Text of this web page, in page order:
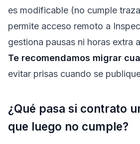
es modificable (no cumple
permite acceso remoto a
gestiona pausas ni horas extra
Te recomendamos migrar
evitar prisas cuando se
¿Qué pasa si contrato
que luego no cumple?